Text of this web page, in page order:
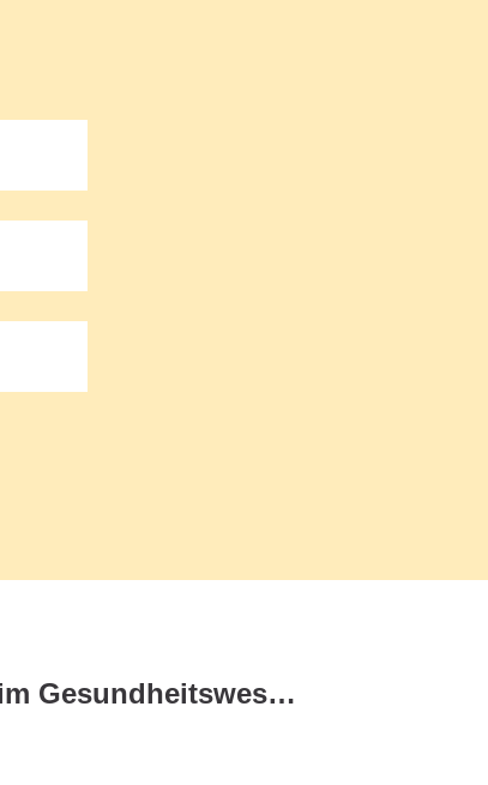
Wie werden Gutachter im Gesundheitswesen eingesetzt?